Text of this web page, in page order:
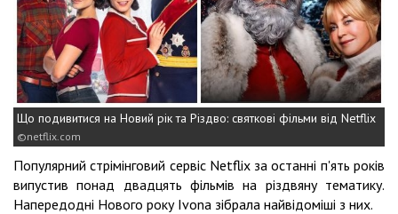
Що подивитися на Новий рік та Різдво: святкові фільми від Netflix
netflix.com
Популярний стрімінговий сервіс Netflix за останні п'ять років
випустив понад двадцять фільмів на різдвяну тематику.
Напередодні Нового року Ivona зібрала найвідоміші з них.